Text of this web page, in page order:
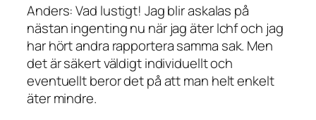
Anders: Vad lustigt! Jag blir askalas på
nästan ingenting nu när jag äter lchf och jag
har hört andra rapportera samma sak. Men
det är säkert väldigt individuellt och
eventuellt beror det på att man helt enkelt
äter mindre.